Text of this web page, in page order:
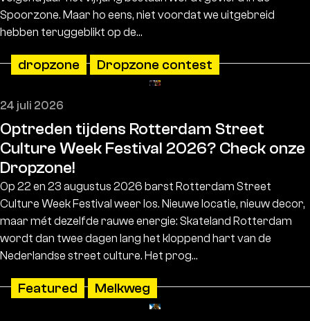
Spoorzone. Maar ho eens, niet voordat we uitgebreid
hebben teruggeblikt op de…
24 juli 2026
dropzone Dropzone contest
Optreden tijdens Rotterdam Street
Culture Week Festival 2026? Check onze
Dropzone!
Op 22 en 23 augustus 2026 barst Rotterdam Street
Culture Week Festival weer los. Nieuwe locatie, nieuw decor,
maar mét dezelfde rauwe energie: Skateland Rotterdam
wordt dan twee dagen lang het kloppend hart van de
Nederlandse street culture. Het prog…
Featured Melkweg